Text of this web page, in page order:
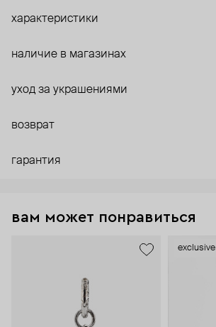
характеристики
наличие в магазинах
уход за украшениями
возврат
гарантия
вам может понравиться
exclusive